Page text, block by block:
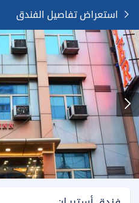
استعراض تفاصيل الفندق